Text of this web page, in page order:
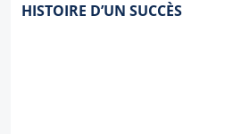
HISTOIRE D’UN SUCCÈS